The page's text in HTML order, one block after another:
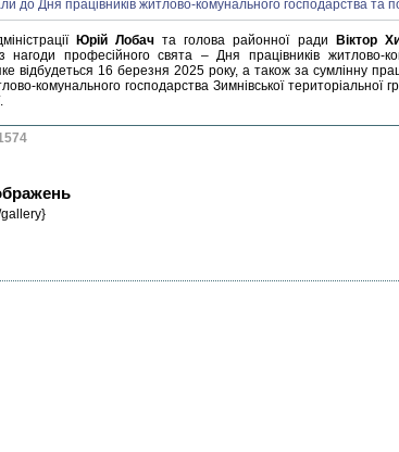
Юрій Лобач та голова районної ради Віктор
нагоди професійного свята – Дня працівників житлово-
відбудеться 16 березня 2025 року, а також за сумлінну
комунального господарства Зимнівської